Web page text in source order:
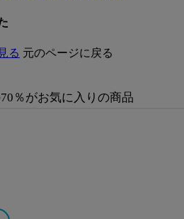
る 元のページに戻る
％がお気に入りの商品